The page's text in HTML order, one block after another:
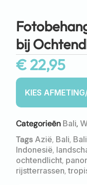
bij
€22,95
Categorieën Bali,
Tags Azië, Bali,
Indonesië,
ochtendlicht,
rijstterrassen,